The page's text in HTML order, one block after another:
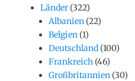
Länder (322)
Albanien (22)
Belgien (1)
Deutschland (100)
Frankreich (46)
Großbritannien (30)